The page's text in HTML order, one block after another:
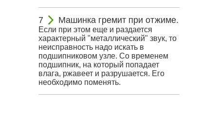
Машинка гремит при отжиме.
Если при этом еще и раздается
характерный "металлический" звук, то
неисправность надо искать в
подшипниковом узле. Со временем
подшипник, на который попадает
влага, ржавеет и разрушается. Его
необходимо поменять.